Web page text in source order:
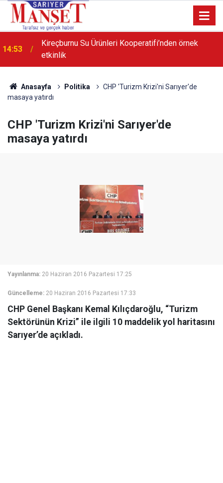
14:53
Kireçburnu Su Ürünleri Kooperatifi’nden örnek
etkinlik
Anasayfa Politika
CHP 'Turizm Krizi'ni Sarıyer'de
masaya yatırdı
CHP 'Turizm Krizi'ni Sarıyer'de
masaya yatırdı
Yayınlanma: 20 Haziran 2016 Pazartesi 17:25
Güncelleme: 20 Haziran 2016 Pazartesi 17:33
CHP Genel Başkanı Kemal Kılıçdaroğlu, “Turizm
Sektörünün Krizi” ile ilgili 10 maddelik yol haritasını
Sarıyer’de açıkladı.